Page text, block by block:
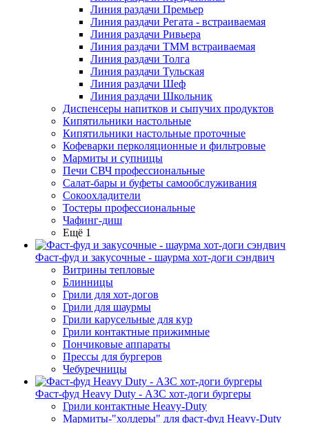
Линия раздачи Премьер
Линия раздачи Регата - встраиваемая
Линия раздачи Ривьера
Линия раздачи ТММ встраиваемая
Линия раздачи Толга
Линия раздачи Тульская
Линия раздачи Шеф
Линия раздачи Школьник
Диспенсеры напитков и сыпучих продуктов
Кипятильники настольные
Кипятильники настольные проточные
Кофеварки перколяционные и фильтровые
Мармиты и супницы
Печи СВЧ профессиональные
Салат-бары и буфеты самообслуживания
Сокоохладители
Тостеры профессиональные
Чафинг-диш
Ещё 1
Фаст-фуд и закусочные - шаурма хот-доги сэндвич
Витрины тепловые
Блинницы
Грили для хот-догов
Грили для шаурмы
Грили карусельные для кур
Грили контактные прижимные
Пончиковые аппараты
Прессы для бургеров
Чебуречницы
Фаст-фуд Heavy Duty - АЗС хот-доги бургеры
Грили контактные Heavy-Duty
Мармиты-"холдеры" для фаст-фуд Heavy-Duty